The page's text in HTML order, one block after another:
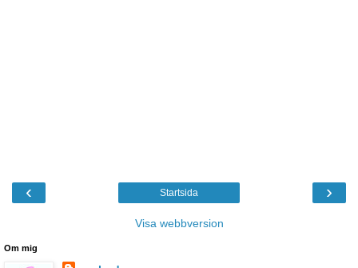
‹ ›
Startsida
Visa webbversion
Om mig